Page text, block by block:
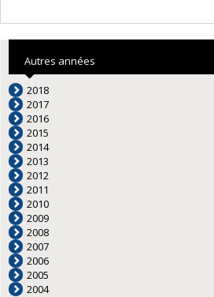
Autres années
2018
2017
2016
2015
2014
2013
2012
2011
2010
2009
2008
2007
2006
2005
2004